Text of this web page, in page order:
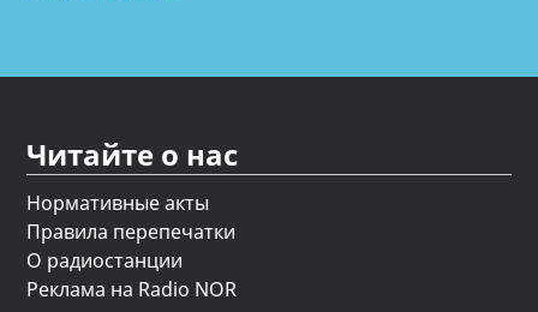
Читайте о нас
Нормативные акты
Правила перепечатки
О радиостанции
Реклама на Radio NOR